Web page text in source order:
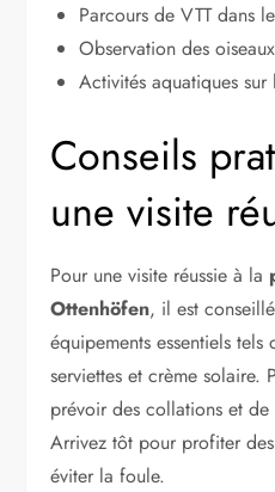
Parcours de VTT dans
Observation des
Activités aquatiques sur
Conseils
une visite
Pour une visite réussie à la
Ottenhöfen, il est
équipements essentiels
serviettes et crème solaire.
prévoir des collations et de
Arrivez tôt pour profiter
éviter la foule.